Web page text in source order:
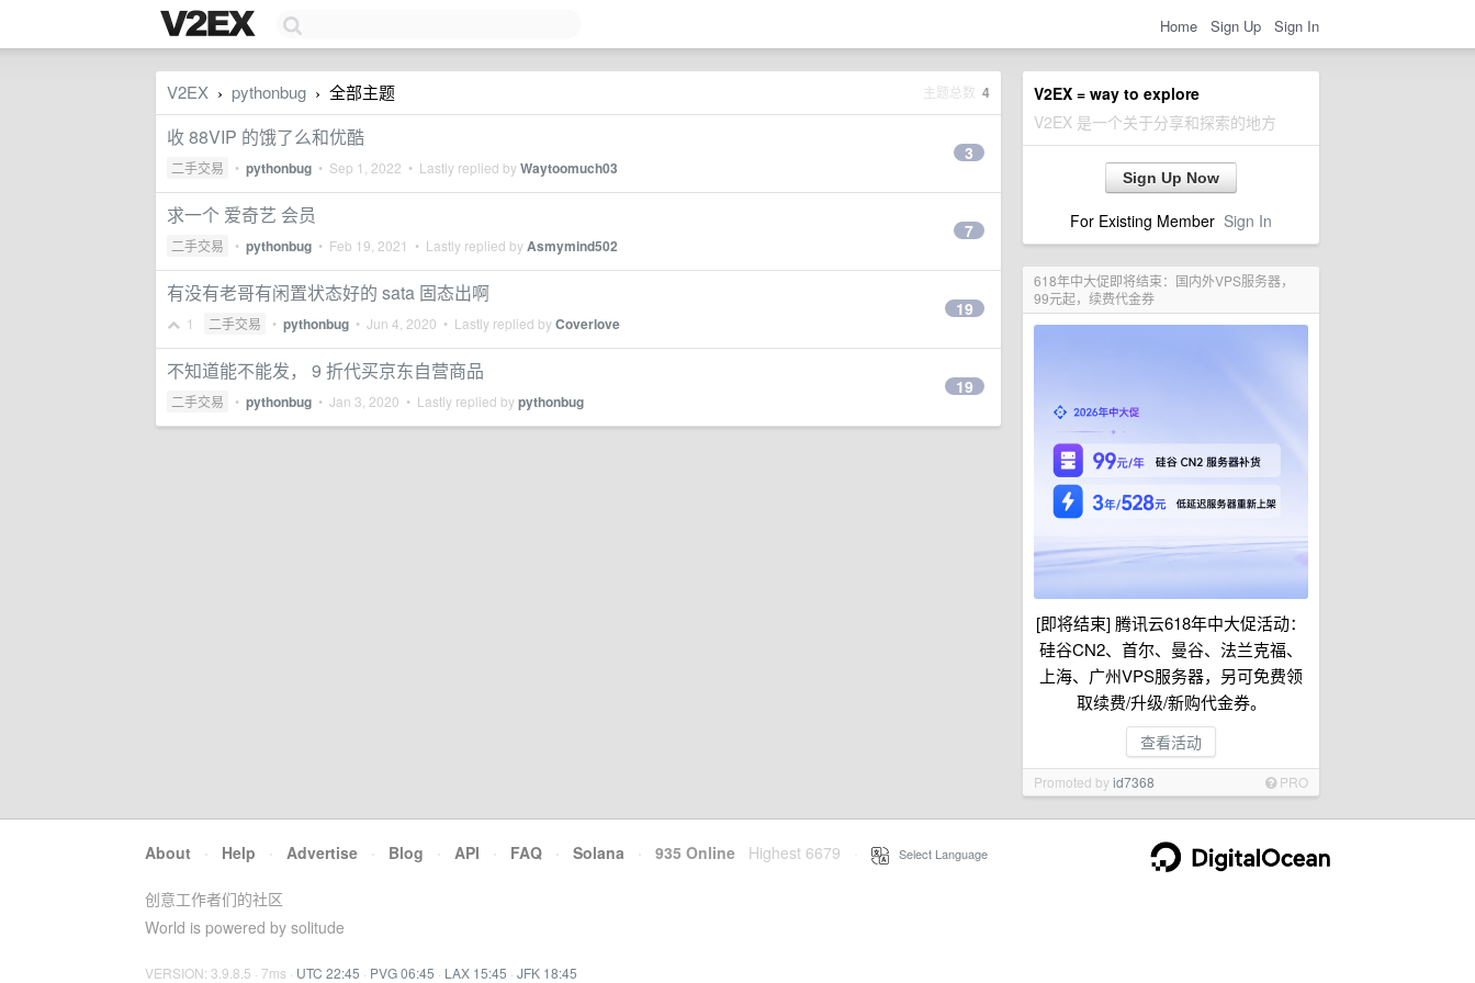
Home Sign Up Sign In
V2EX = way to explore
V2EX 是一个关于分享和探索的地方
Sign Up Now
For Existing Member Sign In
618年中大促即将结束：国内外VPS服务器，
99元起，续费代金券
[即将结束] 腾讯云618年中大促活动：
硅谷CN2、首尔、曼谷、法兰克福、
上海、广州VPS服务器，另可免费领
取续费/升级/新购代金券。
查看活动
Promoted byid7368 PRO
V2EX › pythonbug › 全部主题 主题总数 4
收 88VIP 的饿了么和优酷
二手交易 • pythonbug • Sep 1, 2022 • Lastly replied byWaytoomuch03
3
求一个 爱奇艺 会员
二手交易 • pythonbug • Feb 19, 2021 • Lastly replied byAsmymind502
7
有没有老哥有闲置状态好的 sata 固态出啊
1 二手交易 • pythonbug • Jun 4, 2020 • Lastly replied byCoverlove
19
不知道能不能发， 9 折代买京东自营商品
二手交易 • pythonbug • Jan 3, 2020 • Lastly replied bypythonbug
19
About · Help · Advertise · Blog · API · FAQ · Solana · 935 Online Highest 6679 Select Language
创意工作者们的社区
World is powered by solitude
VERSION: 3.9.8.5 · 7ms · UTC 22:45 · PVG 06:45 · LAX 15:45 · JFK 18:45